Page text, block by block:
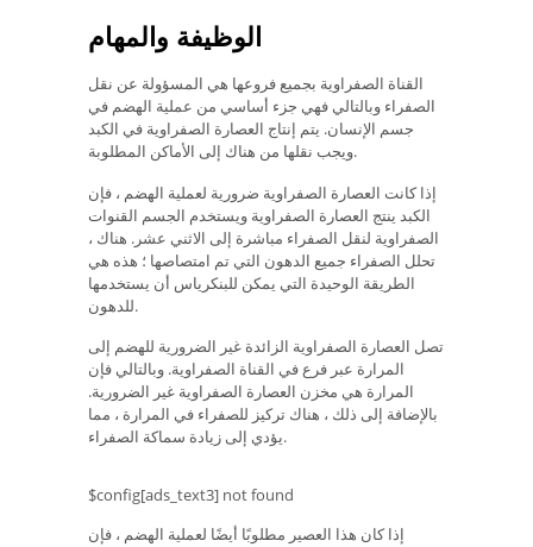
الوظيفة والمهام
القناة الصفراوية بجميع فروعها هي المسؤولة عن نقل
الصفراء وبالتالي فهي جزء أساسي من عملية الهضم في
جسم الإنسان. يتم إنتاج العصارة الصفراوية في الكبد
ويجب نقلها من هناك إلى الأماكن المطلوبة.
إذا كانت العصارة الصفراوية ضرورية لعملية الهضم ، فإن
الكبد ينتج العصارة الصفراوية ويستخدم الجسم القنوات
الصفراوية لنقل الصفراء مباشرة إلى الاثني عشر. هناك ،
تحلل الصفراء جميع الدهون التي تم امتصاصها ؛ هذه هي
الطريقة الوحيدة التي يمكن للبنكرياس أن يستخدمها
للدهون.
تصل العصارة الصفراوية الزائدة غير الضرورية للهضم إلى
المرارة عبر فرع في القناة الصفراوية. وبالتالي فإن
المرارة هي مخزن العصارة الصفراوية غير الضرورية.
بالإضافة إلى ذلك ، هناك تركيز للصفراء في المرارة ، مما
يؤدي إلى زيادة سماكة الصفراء.
$config[ads_text3] not found
إذا كان هذا العصير مطلوبًا أيضًا لعملية الهضم ، فإن